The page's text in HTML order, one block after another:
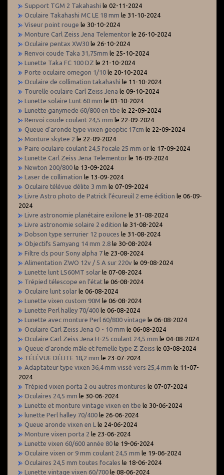
Support TGM 2 Takahashi le 02-11-2024
Oculaire Takahashi MC LE 18 mm le 31-10-2024
Viseur point rouge le 30-10-2024
Monture Carl Zeiss Jena Telementor le 26-10-2024
Oculaire pentax XW30 le 26-10-2024
Renvoi coude Taka 31,75mm le 25-10-2024
Lunette Taka FC 100 DZ le 21-10-2024
Porte oculaire omegon 1/10 le 20-10-2024
Oculaire de collimation takahashi le 11-10-2024
Tourelle oculaire Carl Zeiss Jena le 09-10-2024
Lunette solaire Lunt 60 mm le 01-10-2024
Lunette ganymede 60/800 en tbe le 22-09-2024
Renvoi coude coulant 24,5 mm le 22-09-2024
Queue d’aronde type vixen geoptic 17cm le 22-09-2024
Monture skytee 2 le 22-09-2024
Paire oculaire coulant 24,5 focale 25 mm or le 17-09-2024
Lunette Carl Zeiss Jena Telementor le 16-09-2024
Newton 200/800 le 13-09-2024
Laser de collimation le 13-09-2024
Oculaire télévue délite 3 mm le 07-09-2024
Livre Astro photo de Patrick l’écureuil 2 eme édition le 06-09-
2024
Livre astronomie planétaire exilone le 31-08-2024
Livre astronomie solaire 2 edition le 31-08-2024
Dobson type serrurier 12 pouces le 31-08-2024
Objectifs Samyang 14 mm 2.8 le 30-08-2024
Filtre cls pour Sony alpha 7 le 23-08-2024
Alimentation ZWO 12v / 5 A sur 220v le 09-08-2024
Lunette lunt LS60MT solar le 07-08-2024
Trépied télescope en l’état le 06-08-2024
Oculaire lunt solar le 06-08-2024
Lunette vixen custom 90M le 06-08-2024
Lunette Perl halley 70/400 le 06-08-2024
Lunette avec monture Perl 60/800 vintage le 06-08-2024
Oculaire Carl Zeiss Jena O - 10 mm le 06-08-2024
Oculaire Carl Zeiss Jena H-25 coulant 24,5 mm le 04-08-2024
Queue d’aronde mâle et femelle type Z Zeiss le 03-08-2024
TÉLÉVUE DÉLITE 18,2 mm le 23-07-2024
Adaptateur type vixen 36,4 mm vissé vers 25,4 mm le 11-07-
2024
Trépied vixen porta 2 ou autres montures le 07-07-2024
Oculaires 24,5 mm le 30-06-2024
Lunette et monture vintage vixen en tbe le 30-06-2024
lunette Perl halley 70/400 le 26-06-2024
Queue aronde vixen en L le 24-06-2024
Monture vixen porta 2 le 23-06-2024
Lunette vixen 60/600 année 80 le 19-06-2024
Oculaire vixen or 9 mm coulant 24,5 mm le 19-06-2024
Oculaires 24,5 mm toutes focales le 18-06-2024
Lunette vintage vixen 60/700 le 08-06-2024